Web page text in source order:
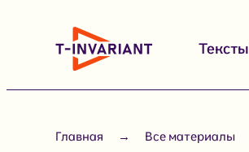
содержимому
Тексты
Главная Все материалы